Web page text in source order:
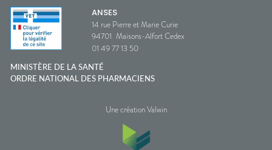
ANSES
14 rue Pierre et Marie Curie
94701 Maisons-Alfort Cedex
01 49 77 13 50
MINISTÈRE DE LA SANTÉ
ORDRE NATIONAL DES PHARMACIENS
Une création Valwin